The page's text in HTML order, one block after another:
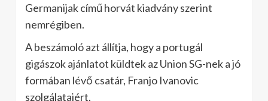
Germanijak című horvát kiadvány szerint
nemrégiben.
A beszámoló azt állítja, hogy a portugál
gigászok ajánlatot küldtek az Union SG-nek a jó
formában lévő csatár, Franjo Ivanovic
szolgálataiért.